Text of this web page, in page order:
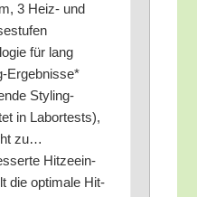
3 Heiz- und
für lang
Ergeb­nis­se*
Sty­ling-
in Labor­tests),
zu…
Hit­ze­ein­
die opti­ma­le Hit­